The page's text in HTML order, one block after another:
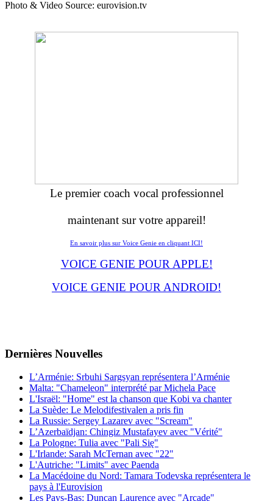
Photo & Video Source: eurovision.tv
Le premier coach vocal professionnel
maintenant sur votre appareil!
En savoir plus sur Voice Genie en cliquant ICI!
VOICE GENIE POUR APPLE!
VOICE GENIE POUR ANDROID!
Dernières Νouvelles
L’Arménie: Srbuhi Sargsyan représentera l’Arménie
Malta: "Chameleon" interprété par Michela Pace
L'Israël: "Home" est la chanson que Kobi va chanter
La Suède: Le Melodifestivalen a pris fin
La Russie: Sergey Lazarev avec "Scream"
L’Azerbaïdjan: Chingiz Mustafayev avec "Vérité"
La Pologne: Tulia avec "Pali Się"
L'Irlande: Sarah McTernan avec "22"
L'Autriche: "Limits" avec Paenda
La Macédoine du Nord: Tamara Todevska représentera le
pays à l'Eurovision
Les Pays-Bas: Duncan Laurence avec "Arcade"